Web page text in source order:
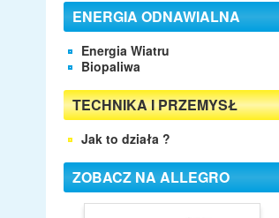
ENERGIA ODNAWIALNA
Energia Wiatru
Biopaliwa
TECHNIKA I PRZEMYSŁ
Jak to działa ?
ZOBACZ NA ALLEGRO